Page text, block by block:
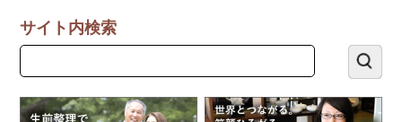
サイト内検索